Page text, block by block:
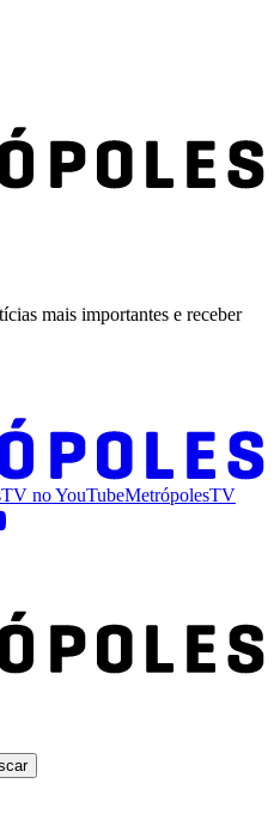
mais importantes e receber
noYouTubeMetrópolesTV